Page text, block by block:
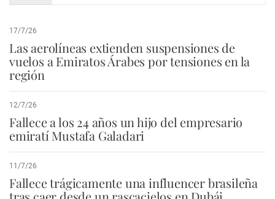
17/7/26
Las aerolíneas extienden suspensiones de
vuelos a Emiratos Árabes por tensiones en la
región
12/7/26
Fallece a los 24 años un hijo del empresario
emiratí Mustafa Galadari
11/7/26
Fallece trágicamente una influencer brasileña